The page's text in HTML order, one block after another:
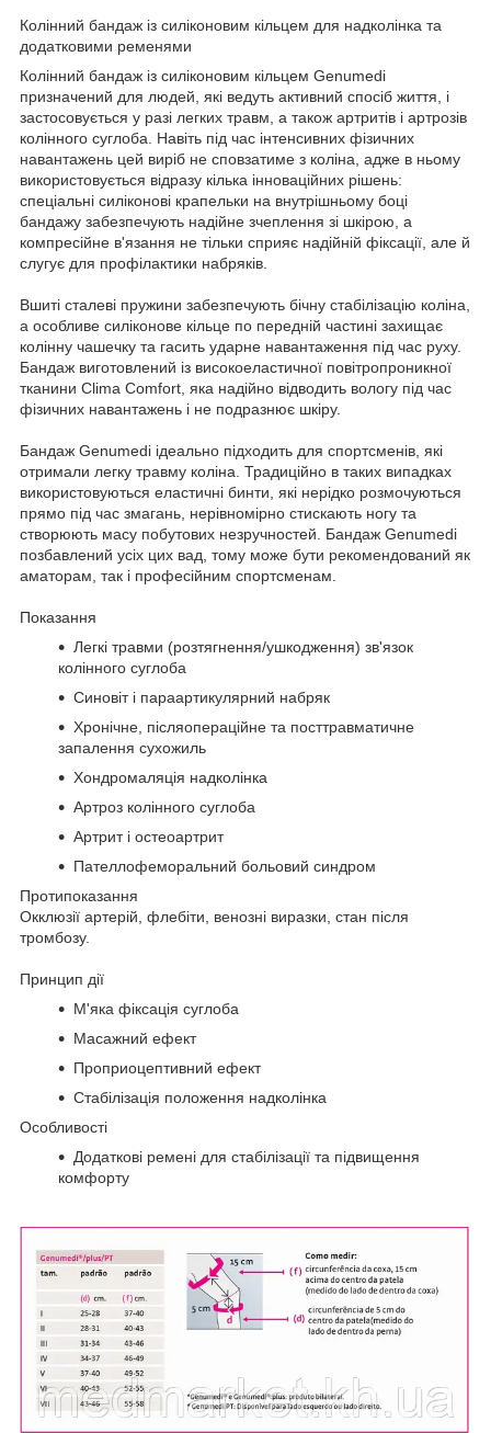
Колінний бандаж із силіконовим кільцем для надколінка та
додатковими ременями
Колінний бандаж із силіконовим кільцем Genumedi
призначений для людей, які ведуть активний спосіб життя, і
застосовується у разі легких травм, а також артритів і артрозів
колінного суглоба. Навіть під час інтенсивних фізичних
навантажень цей виріб не сповзатиме з коліна, адже в ньому
використовується відразу кілька інноваційних рішень:
спеціальні силіконові крапельки на внутрішньому боці
бандажу забезпечують надійне зчеплення зі шкірою, а
компресійне в'язання не тільки сприяє надійній фіксації, але й
слугує для профілактики набряків.
Вшиті сталеві пружини забезпечують бічну стабілізацію коліна,
а особливе силіконове кільце по передній частині захищає
колінну чашечку та гасить ударне навантаження під час руху.
Бандаж виготовлений із високоеластичної повітропроникної
тканини Clima Comfort, яка надійно відводить вологу під час
фізичних навантажень і не подразнює шкіру.
Бандаж Genumedi ідеально підходить для спортсменів, які
отримали легку травму коліна. Традиційно в таких випадках
використовуються еластичні бинти, які нерідко розмочуються
прямо під час змагань, нерівномірно стискають ногу та
створюють масу побутових незручностей. Бандаж Genumedi
позбавлений усіх цих вад, тому може бути рекомендований як
аматорам, так і професійним спортсменам.
Показання
Легкі травми (розтягнення/ушкодження) зв'язок
колінного суглоба
Синовіт і параартикулярний набряк
Хронічне, післяопераційне та посттравматичне
запалення сухожиль
Хондромаляція надколінка
Артроз колінного суглоба
Артрит і остеоартрит
Пателлофеморальний больовий синдром
Протипоказання
Окклюзії артерій, флебіти, венозні виразки, стан після
тромбозу.
Принцип дії
М'яка фіксація суглоба
Масажний ефект
Проприоцептивний ефект
Стабілізація положення надколінка
Особливості
Додаткові ремені для стабілізації та підвищення
комфорту